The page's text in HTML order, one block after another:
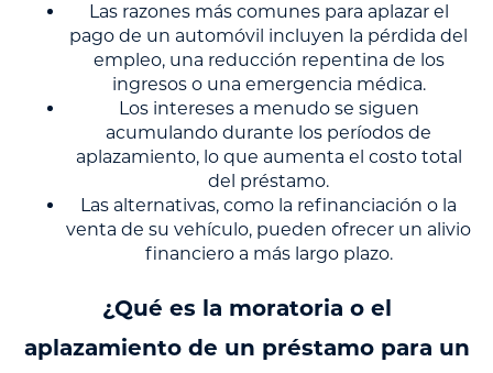
Las razones más comunes para aplazar el
pago de un automóvil incluyen la pérdida del
empleo, una reducción repentina de los
ingresos o una emergencia médica.
Los intereses a menudo se siguen
acumulando durante los períodos de
aplazamiento, lo que aumenta el costo total
del préstamo.
Las alternativas, como la refinanciación o la
venta de su vehículo, pueden ofrecer un alivio
financiero a más largo plazo.
¿Qué es la moratoria o el
aplazamiento de un préstamo para un